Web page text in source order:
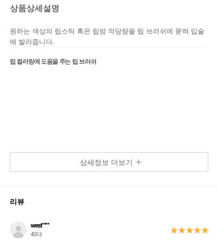
상품상세설명
원하는 색상의 립스틱 혹은 립밤 적당량을 립 브러쉬에 묻혀 입술
에 발라줍니다.
립 컬러링에 도움을 주는 립 브러쉬
상세정보 더보기
리뷰
west****
40대